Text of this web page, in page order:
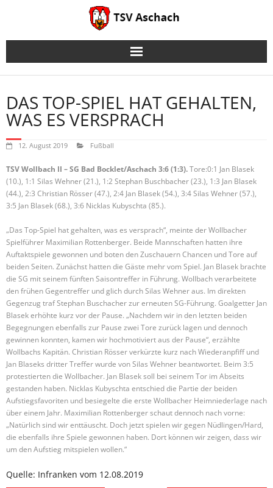
DAS TOP-SPIEL HAT GEHALTEN,
WAS ES VERSPRACH
12. August 2019 Fußball
TSV Wollbach II – SG Bad Bocklet/Aschach 3:6 (1:3).Tore:0:1 Jan Blasek
(10.), 1:1 Silas Wehner (21.), 1:2 Stephan Buschbacher (23.), 1:3 Jan Blasek
(44.), 2:3 Christian Rösser (47.), 2:4 Jan Blasek (54.), 3:4 Silas Wehner (57.),
3:5 Jan Blasek (68.), 3:6 Nicklas Kubyschta (85.).
„Das Top-Spiel hat gehalten, was es versprach“, meinte der Wollbacher
Spielführer Maximilian Rottenberger. Beide Mannschaften hatten ihre
Auftaktspiele gewonnen und boten den Zuschauern Chancen und Tore auf
beiden Seiten. Zunächst hatten die Gäste mehr vom Spiel. Jan Blasek brachte
die SG mit seinem fünften Saisontreffer in Führung. Wollbach verarbeitete
den frühen Gegentreffer und glich durch Silas Wehner aus. Im direkten
Gegenzug traf Stephan Buschacher zur erneuten SG-Führung. Goalgetter Jan
Blasek erhöhte kurz vor der Pause. „Nachdem wir in den letzten beiden
Begegnungen ebenfalls zur Pause zwei Tore zurück lagen und dennoch
gewinnen konnten, kamen wir hochmotiviert aus der Pause“, erzählte
Wollbachs Kapitän. Christian Rösser verkürzte kurz nach Wiederanpfiff und
Jan Blaseks dritter Treffer wurde von Silas Wehner beantwortet. Beim 3:5
protestierten die Wollbacher. Jan Blasek soll bei seinem Tor im Abseits
gestanden haben. Nicklas Kubyschta entschied die Partie der beiden
Aufstiegsfavoriten und besiegelte die erste Wollbacher Heimniederlage nach
über einem Jahr. Maximilian Rottenberger schaut dennoch nach vorne:
„Natürlich sind wir enttäuscht. Doch jetzt spielen wir gegen Nüdlingen/Hard,
die ebenfalls ihre Spiele gewonnen haben. Dort können wir zeigen, dass wir
um den Aufstieg mitspielen wollen.“
Quelle: Infranken vom 12.08.2019